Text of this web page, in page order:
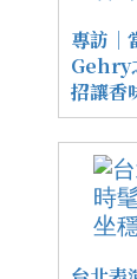
專訪｜
Gehry
招讓香